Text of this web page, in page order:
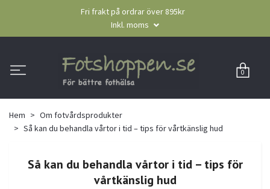
Fri frakt på ordrar över 895kr
Inkl. moms
0
Hem
Om fotvårdsprodukter
Så kan du behandla vårtor i tid – tips för vårtkänslig hud
Så kan du behandla vårtor i tid – tips för
vårtkänslig hud